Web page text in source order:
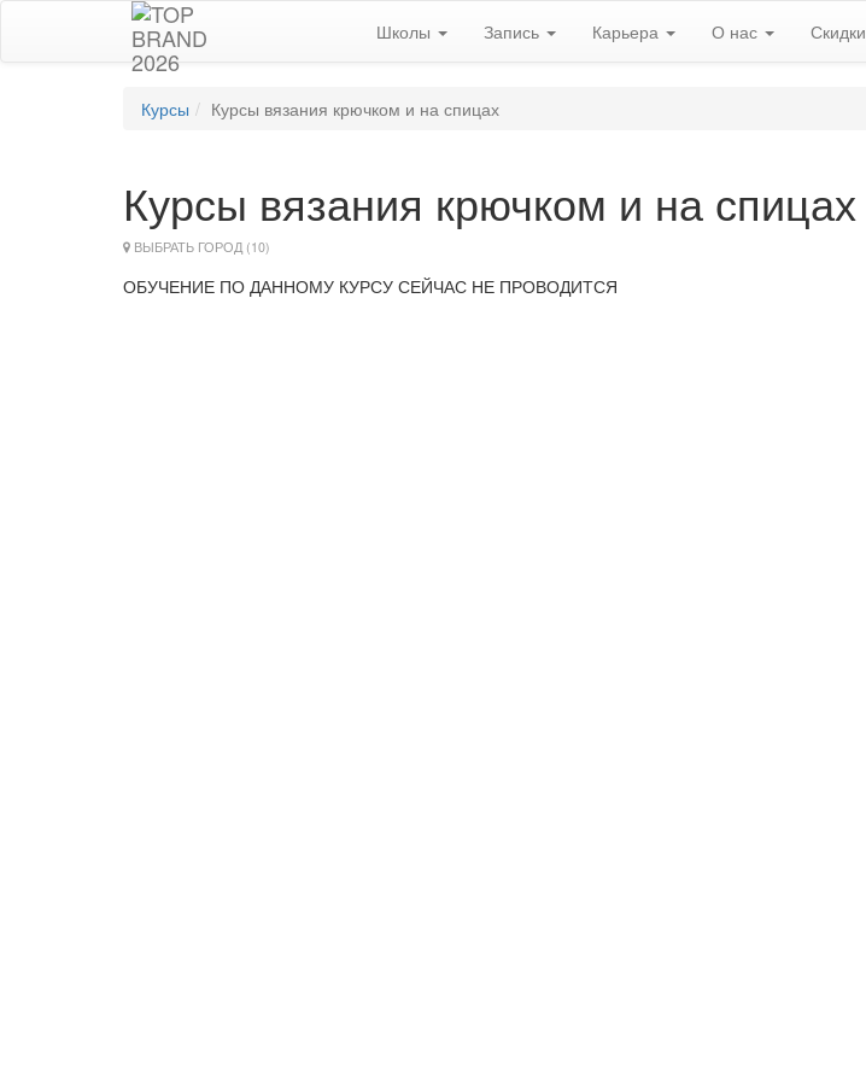
Школы Запись Карьера О нас Скидки
Курсы Курсы вязания крючком и на спицах
Курсы вязания крючком и на спицах
ВЫБРАТЬ ГОРОД (10)
ОБУЧЕНИЕ ПО ДАННОМУ КУРСУ СЕЙЧАС НЕ ПРОВОДИТСЯ